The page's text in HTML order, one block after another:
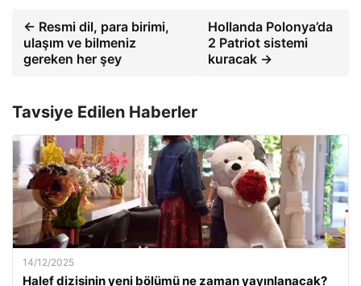
← Resmi dil, para birimi,
ulaşım ve bilmeniz
gereken her şey
Hollanda Polonya’da
2 Patriot sistemi
kuracak →
Tavsiye Edilen Haberler
14/12/2025
Halef dizisinin yeni bölümü ne zaman yayınlanacak?